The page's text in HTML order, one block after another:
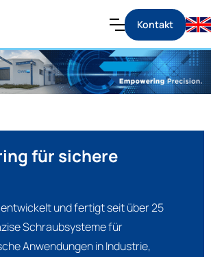
Kontakt
für sichere
entwickelt und fertigt seit über 25
Schraubsysteme für
Anwendungen in Industrie,